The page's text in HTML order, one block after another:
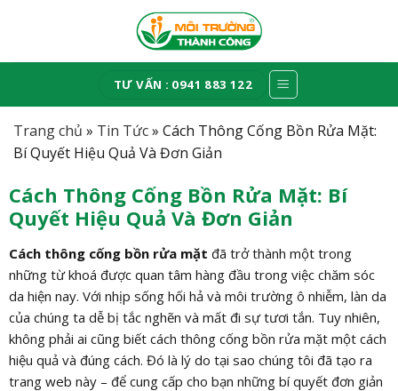
TƯ VẤN : 0941 883 122
Trang chủ » Tin Tức» Cách Thông Cống Bồn Rửa Mặt:
Bí Quyết Hiệu Quả Và Đơn Giản
Cách Thông Cống Bồn Rửa Mặt: Bí
Quyết Hiệu Quả Và Đơn Giản
Cách thông cống bồn rửa mặt đã trở thành một trong
những từ khoá được quan tâm hàng đầu trong việc chăm sóc
da hiện nay. Với nhịp sống hối hả và môi trường ô nhiễm, làn da
của chúng ta dễ bị tắc nghẽn và mất đi sự tươi tắn. Tuy nhiên,
không phải ai cũng biết cách thông cống bồn rửa mặt một cách
hiệu quả và đúng cách. Đó là lý do tại sao chúng tôi đã tạo ra
trang web này – để cung cấp cho bạn những bí quyết đơn giản